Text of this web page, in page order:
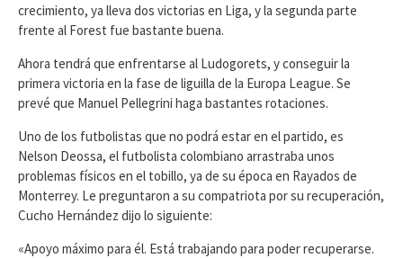
crecimiento, ya lleva dos victorias en Liga, y la segunda parte
frente al Forest fue bastante buena.
Ahora tendrá que enfrentarse al Ludogorets, y conseguir la
primera victoria en la fase de liguilla de la Europa League. Se
prevé que Manuel Pellegrini haga bastantes rotaciones.
Uno de los futbolistas que no podrá estar en el partido, es
Nelson Deossa, el futbolista colombiano arrastraba unos
problemas físicos en el tobillo, ya de su época en Rayados de
Monterrey. Le preguntaron a su compatriota por su recuperación,
Cucho Hernández dijo lo siguiente:
«Apoyo máximo para él. Está trabajando para poder recuperarse.